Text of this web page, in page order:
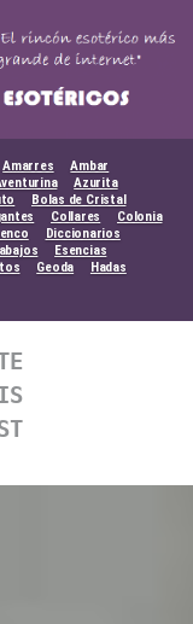
Amarres
Ambar
Azurita
Bolas de Cristal
Collares
Colonia
Diccionarios
Esencias
Geoda
Hadas